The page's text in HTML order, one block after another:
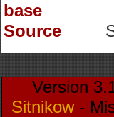
base
Source
Version
Sitnikow-